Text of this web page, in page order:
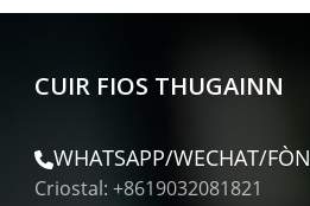
CUIR FIOS THUGAINN
WHATSAPP/WECHAT/FÒN
Criostal: +8619032081821